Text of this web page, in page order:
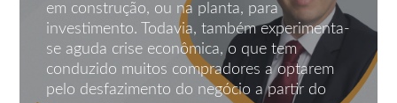
em construção, ou na planta, para
investimento. Todavia, também experimenta-
se aguda crise econômica, o que tem
conduzido muitos compradores a optarem
pelo desfazimento do negócio a partir do